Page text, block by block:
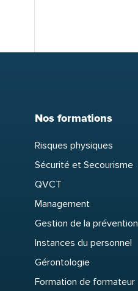
Nos formations
Risques physiques
Sécurité et Secourisme
QVCT
Management
Gestion de la prévention
Instances du personnel
Gérontologie
Formation de formateur